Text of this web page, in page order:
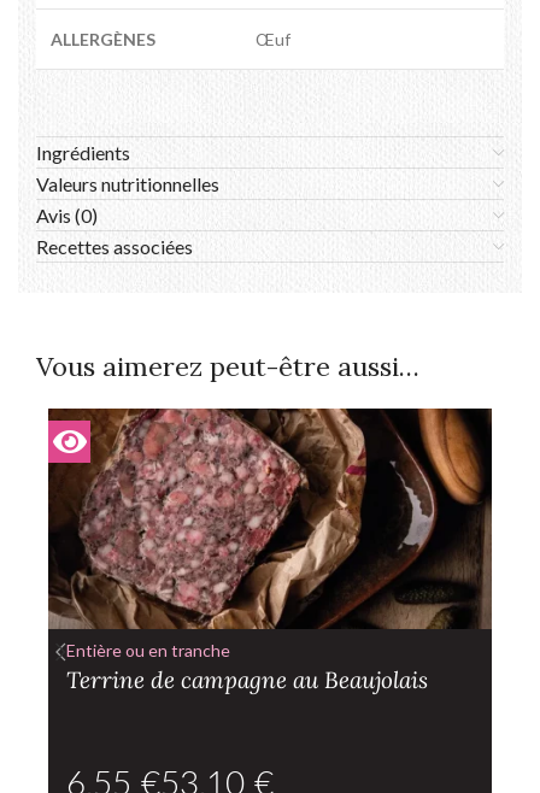
ALLERGÈNES Œuf
Ingrédients
Valeurs nutritionnelles
Avis (0)
Recettes associées
Vous aimerez peut-être aussi…
Entière ou en tranche
Terrine de campagne au Beaujolais
€ €